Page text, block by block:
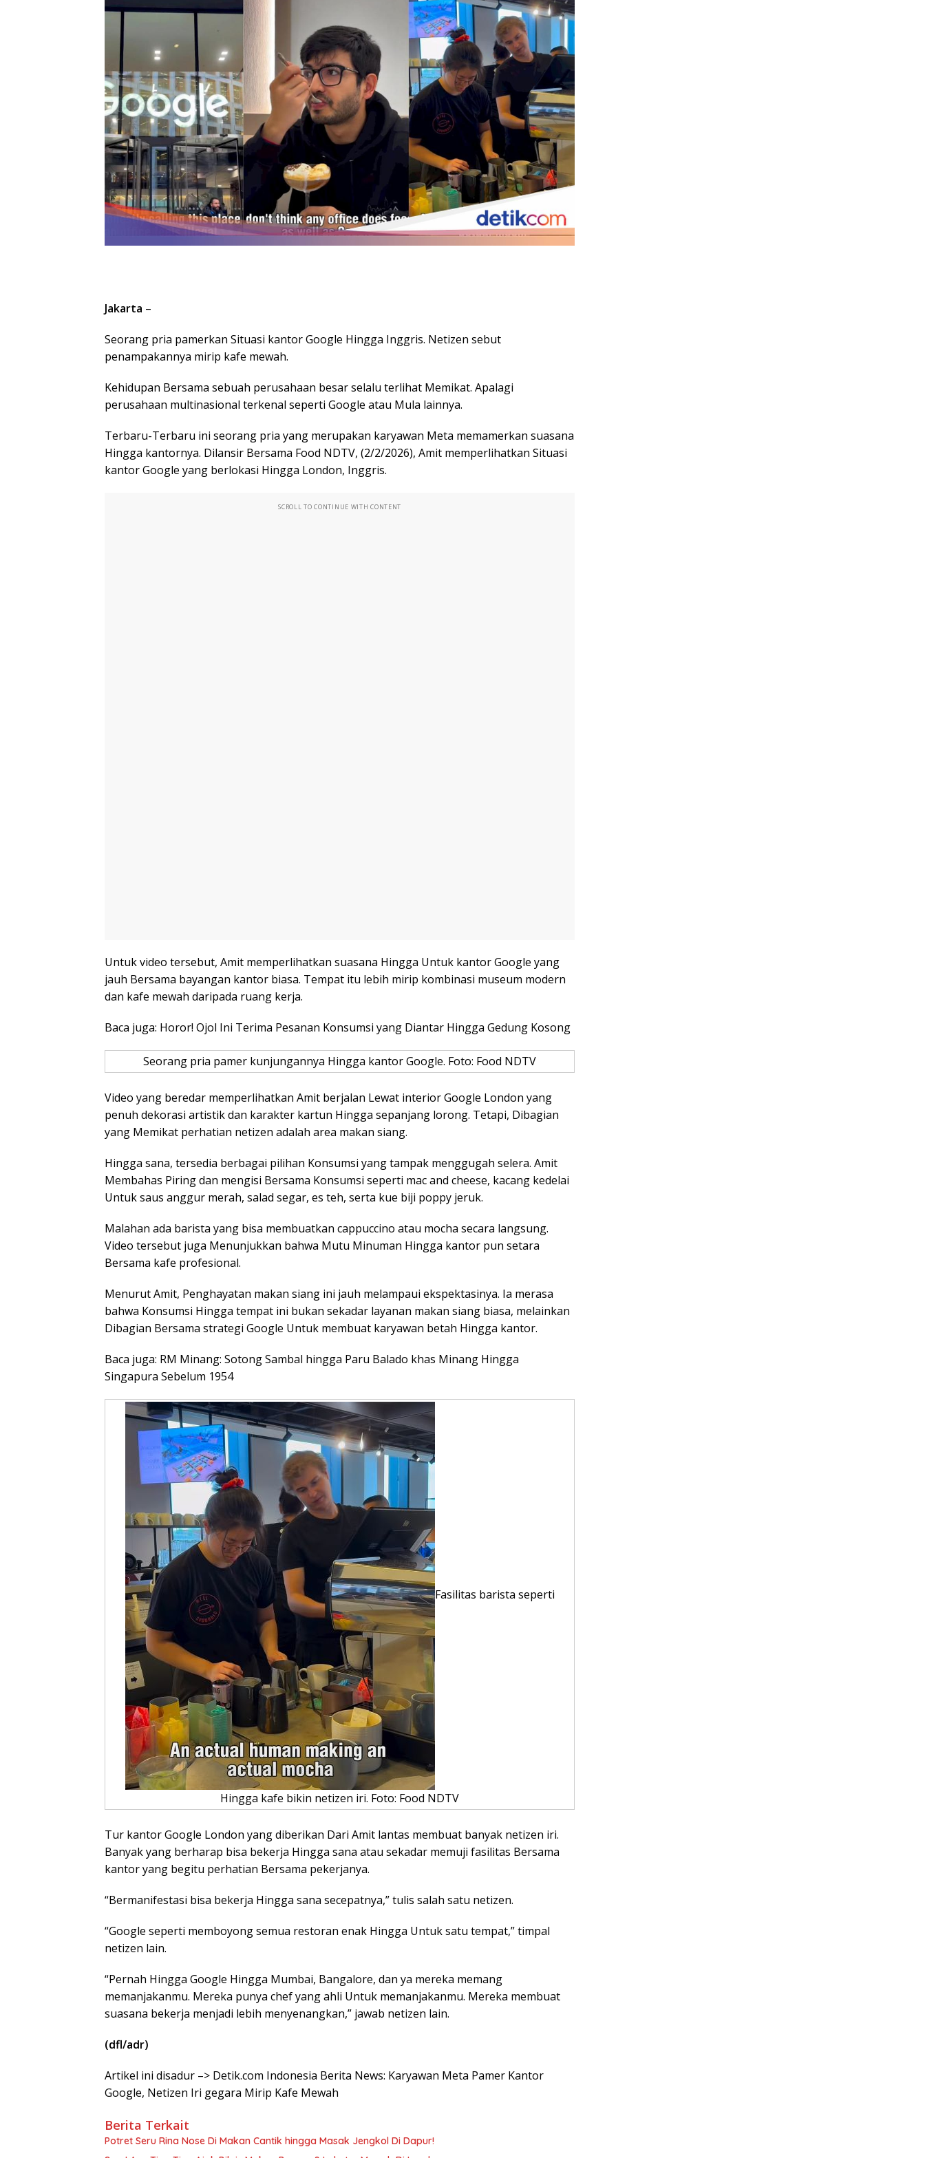
Jakarta –
Seorang pria pamerkan Situasi kantor Google Hingga Inggris. Netizen sebut
penampakannya mirip kafe mewah.
Kehidupan Bersama sebuah perusahaan besar selalu terlihat Memikat. Apalagi
perusahaan multinasional terkenal seperti Google atau Mula lainnya.
Terbaru-Terbaru ini seorang pria yang merupakan karyawan Meta memamerkan suasana
Hingga kantornya. Dilansir Bersama Food NDTV, (2/2/2026), Amit memperlihatkan Situasi
kantor Google yang berlokasi Hingga London, Inggris.
SCROLL TO CONTINUE WITH CONTENT
Untuk video tersebut, Amit memperlihatkan suasana Hingga Untuk kantor Google yang
jauh Bersama bayangan kantor biasa. Tempat itu lebih mirip kombinasi museum modern
dan kafe mewah daripada ruang kerja.
Baca juga: Horor! Ojol Ini Terima Pesanan Konsumsi yang Diantar Hingga Gedung Kosong
Seorang pria pamer kunjungannya Hingga kantor Google. Foto: Food NDTV
Video yang beredar memperlihatkan Amit berjalan Lewat interior Google London yang
penuh dekorasi artistik dan karakter kartun Hingga sepanjang lorong. Tetapi, Dibagian
yang Memikat perhatian netizen adalah area makan siang.
Hingga sana, tersedia berbagai pilihan Konsumsi yang tampak menggugah selera. Amit
Membahas Piring dan mengisi Bersama Konsumsi seperti mac and cheese, kacang kedelai
Untuk saus anggur merah, salad segar, es teh, serta kue biji poppy jeruk.
Malahan ada barista yang bisa membuatkan cappuccino atau mocha secara langsung.
Video tersebut juga Menunjukkan bahwa Mutu Minuman Hingga kantor pun setara
Bersama kafe profesional.
Menurut Amit, Penghayatan makan siang ini jauh melampaui ekspektasinya. Ia merasa
bahwa Konsumsi Hingga tempat ini bukan sekadar layanan makan siang biasa, melainkan
Dibagian Bersama strategi Google Untuk membuat karyawan betah Hingga kantor.
Baca juga: RM Minang: Sotong Sambal hingga Paru Balado khas Minang Hingga
Singapura Sebelum 1954
Fasilitas barista seperti
Hingga kafe bikin netizen iri. Foto: Food NDTV
Tur kantor Google London yang diberikan Dari Amit lantas membuat banyak netizen iri.
Banyak yang berharap bisa bekerja Hingga sana atau sekadar memuji fasilitas Bersama
kantor yang begitu perhatian Bersama pekerjanya.
“Bermanifestasi bisa bekerja Hingga sana secepatnya,” tulis salah satu netizen.
“Google seperti memboyong semua restoran enak Hingga Untuk satu tempat,” timpal
netizen lain.
“Pernah Hingga Google Hingga Mumbai, Bangalore, dan ya mereka memang
memanjakanmu. Mereka punya chef yang ahli Untuk memanjakanmu. Mereka membuat
suasana bekerja menjadi lebih menyenangkan,” jawab netizen lain.
(dfl/adr)
Artikel ini disadur –> Detik.com Indonesia Berita News: Karyawan Meta Pamer Kantor
Google, Netizen Iri gegara Mirip Kafe Mewah
Berita Terkait
Potret Seru Rina Nose Di Makan Cantik hingga Masak Jengkol Di Dapur!